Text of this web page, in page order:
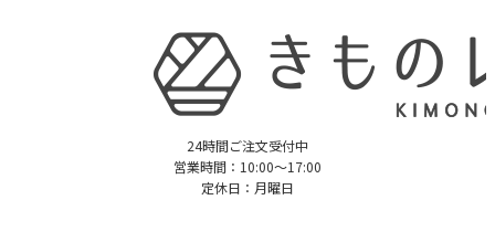
24時間ご注文受付中
営業時間：10:00〜17:00
定休日：月曜日